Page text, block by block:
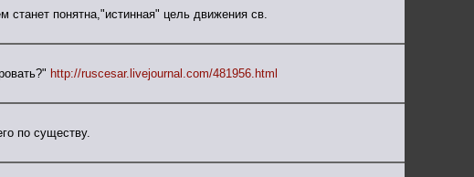
понятна,"истинная" цель движения св.
http://ruscesar.livejournal.com/481956.html
по существу.